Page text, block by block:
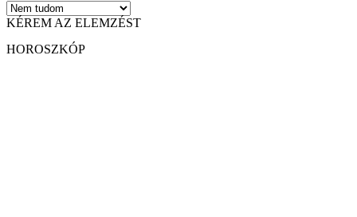
KÉREM AZ ELEMZÉST
HOROSZKÓP